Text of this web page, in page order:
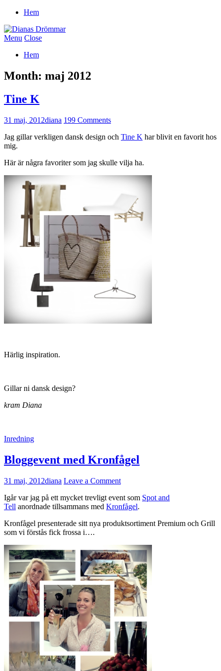
Hem
Menu Close
Hem
Month: maj 2012
Tine K
31 maj, 2012diana 199 Comments
Jag gillar verkligen dansk design och Tine K har blivit en favorit hos
mig.
Här är några favoriter som jag skulle vilja ha.
Härlig inspiration.
Gillar ni dansk design?
kram Diana
Inredning
Bloggevent med Kronfågel
31 maj, 2012diana Leave a Comment
Igår var jag på ett mycket trevligt event som Spot and
Tell anordnade tillsammans med Kronfågel.
Kronfågel presenterade sitt nya produktsortiment Premium och Grill
som vi förstås fick frossa i….